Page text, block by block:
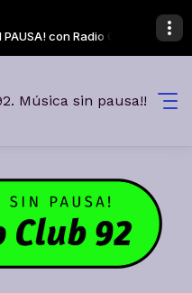
con Radio Club
BACK - ORANGE CRUSH (REM)
Radio Club 92. Música sin pausa!!